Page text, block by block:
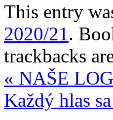
This entry
2020/21.
trackbacks
« NAŠE
Každý hlas